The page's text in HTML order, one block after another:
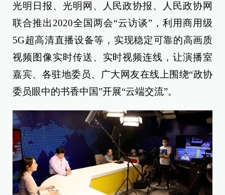
光明日报、光明网、人民政协报、人民政协网
联合推出2020全国两会“云访谈”，利用商用级
5G超高清直播设备等，实现稳定可靠的高画质
视频图像实时传送、实时视频连线，让演播室
嘉宾、各驻地委员、广大网友在线上围绕“政协
委员眼中的书香中国”开展“云端交流”。